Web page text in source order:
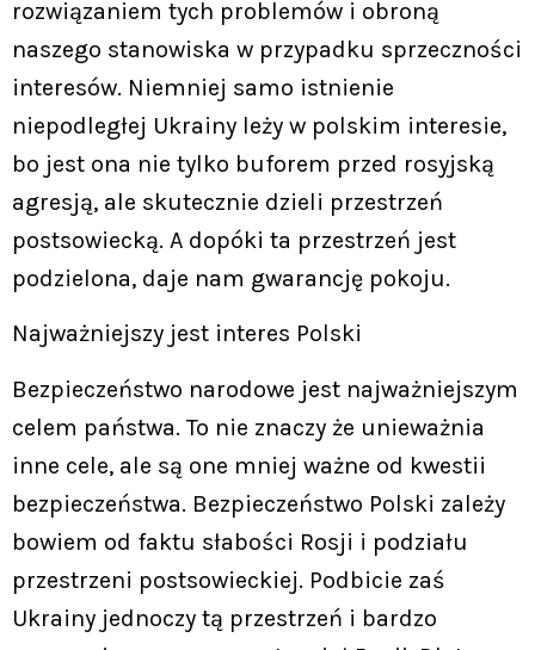
rozwiązaniem tych problemów i obroną
naszego stanowiska w przypadku sprzeczności
interesów. Niemniej samo istnienie
niepodległej Ukrainy leży w polskim interesie,
bo jest ona nie tylko buforem przed rosyjską
agresją, ale skutecznie dzieli przestrzeń
postsowiecką. A dopóki ta przestrzeń jest
podzielona, daje nam gwarancję pokoju.
Najważniejszy jest interes Polski
Bezpieczeństwo narodowe jest najważniejszym
celem państwa. To nie znaczy że unieważnia
inne cele, ale są one mniej ważne od kwestii
bezpieczeństwa. Bezpieczeństwo Polski zależy
bowiem od faktu słabości Rosji i podziału
przestrzeni postsowieckiej. Podbicie zaś
Ukrainy jednoczy tą przestrzeń i bardzo